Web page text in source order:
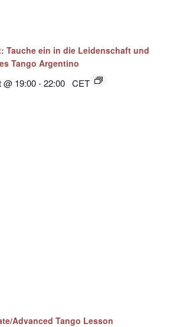
Tauche ein in die Leidenschaft und
Tango Argentino
@ 19:00-22:00 CET
Advanced Tango Lesson